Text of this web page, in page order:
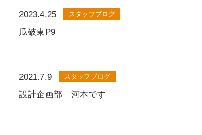
2023.4.25 スタッフブログ
瓜破東P9
2021.7.9 スタッフブログ
設計企画部 河本です